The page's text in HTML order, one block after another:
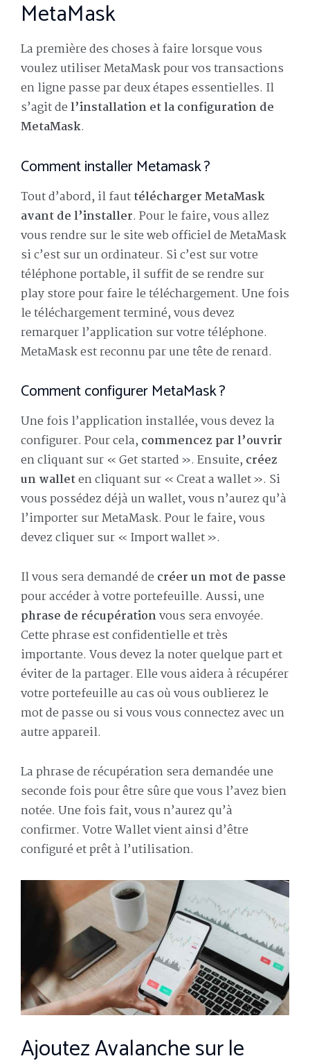
MetaMask
La première des choses à faire lorsque vous
voulez utiliser MetaMask pour vos transactions
en ligne passe par deux étapes essentielles. Il
s’agit del’installation et la configuration de
MetaMask.
Comment installer Metamask ?
Tout d’abord, il fauttélécharger MetaMask
avant de l’installer. Pour le faire, vous allez
vous rendre sur le site web officiel de MetaMask
si c’est sur un ordinateur. Si c’est sur votre
téléphone portable, il suffit de se rendre sur
play store pour faire le téléchargement. Une fois
le téléchargement terminé, vous devez
remarquer l’application sur votre téléphone.
MetaMask est reconnu par une tête de renard.
Comment configurer MetaMask ?
Une fois l’application installée, vous devez la
configurer. Pour cela, commencez par l’ouvrir
en cliquant sur « Get started ». Ensuite, créez
un walleten cliquant sur « Creat a wallet ». Si
vous possédez déjà un wallet, vous n’aurez qu’à
l’importer sur MetaMask. Pour le faire, vous
devez cliquer sur « Import wallet ».
Il vous sera demandé de créer un mot de passe
pour accéder à votre portefeuille. Aussi, une
phrase de récupérationvous sera envoyée.
Cette phrase est confidentielle et très
importante. Vous devez la noter quelque part et
éviter de la partager. Elle vous aidera à récupérer
votre portefeuille au cas où vous oublierez le
mot de passe ou si vous vous connectez avec un
autre appareil.
La phrase de récupération sera demandée une
seconde fois pour être sûre que vous l’avez bien
notée. Une fois fait, vous n’aurez qu’à
confirmer. Votre Wallet vient ainsi d’être
configuré et prêt à l’utilisation.
Ajoutez Avalanche sur le